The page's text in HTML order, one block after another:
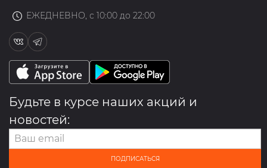
ЕЖЕДНЕВНО, с 10:00 до 22:00
Будьте в курсе наших акций и
новостей:
ПОДПИСАТЬСЯ